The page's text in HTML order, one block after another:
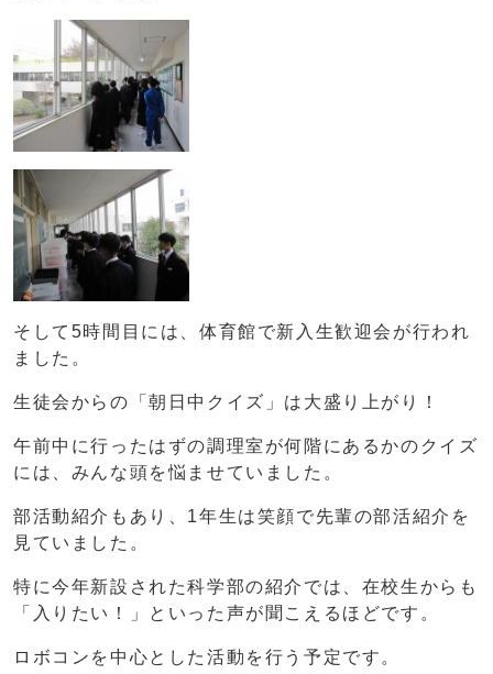
そして5時間目には、体育館で新入生歓迎会が行われ
ました。
生徒会からの「朝日中クイズ」は大盛り上がり！
午前中に行ったはずの調理室が何階にあるかのクイズ
には、みんな頭を悩ませていました。
部活動紹介もあり、1年生は笑顔で先輩の部活紹介を
見ていました。
特に今年新設された科学部の紹介では、在校生からも
「入りたい！」といった声が聞こえるほどです。
ロボコンを中心とした活動を行う予定です。